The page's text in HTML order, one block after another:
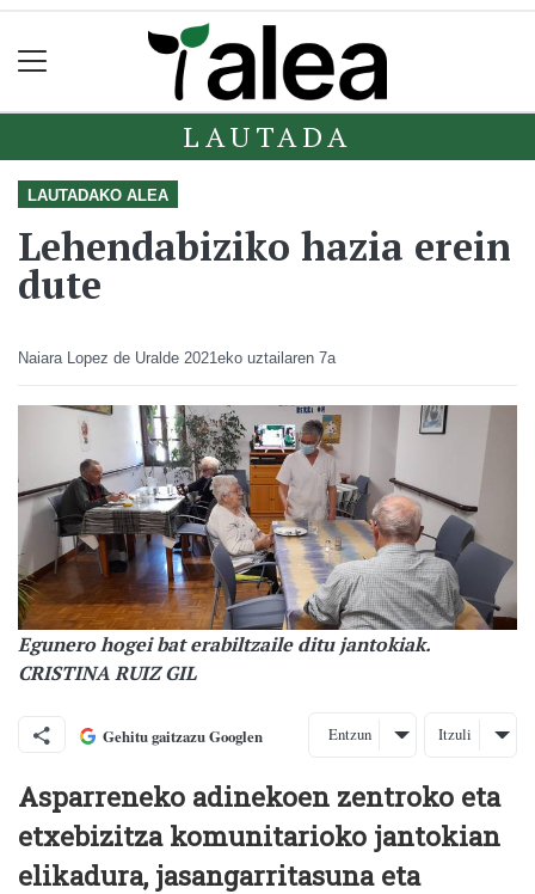
LAUTADA
LAUTADAKO ALEA
Lehendabiziko hazia erein
dute
Naiara Lopez de Uralde 2021eko uztailaren 7a
Egunero hogei bat erabiltzaile ditu jantokiak.
CRISTINA RUIZ GIL
Gehitu gaitzazu Googlen Entzun Itzuli
Asparreneko adinekoen zentroko eta
etxebizitza komunitarioko jantokian
elikadura, jasangarritasuna eta